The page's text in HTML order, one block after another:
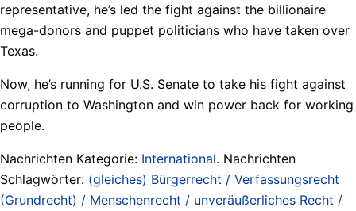
representative, he’s led the fight against the billionaire
mega-donors and puppet politicians who have taken over
Texas.
Now, he’s running for U.S. Senate to take his fight against
corruption to Washington and win power back for working
people.
Nachrichten Kategorie: International. Nachrichten
Schlagwörter: (gleiches) Bürgerrecht / Verfassungsrecht
(Grundrecht) / Menschenrecht / unveräußerliches Recht /